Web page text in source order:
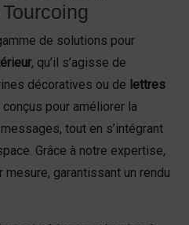
de solutions pour
, qu’il s’agisse de
décoratives ou de lettres
pour améliorer la
tout en s’intégrant
Grâce à notre expertise,
garantissant un rendu